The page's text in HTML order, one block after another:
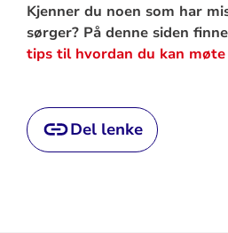
Kjenner du noen som har
sørger? På denne siden
tips til hvordan du kan møte
Del lenke